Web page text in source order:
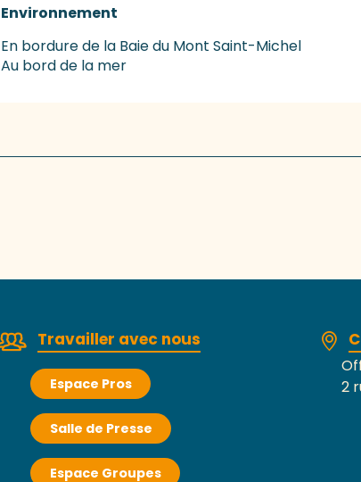
Environnement
Environnement
En bordure de la Baie du Mont Saint-Michel
Au bord de la mer
Travailler avec nous
Espace Pros
Salle de Presse
Espace Groupes
2